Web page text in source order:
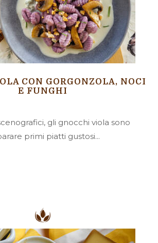
CON GORGONZOLA, NOCI
E FUNGHI
gli gnocchi viola sono
primi piatti gustosi...